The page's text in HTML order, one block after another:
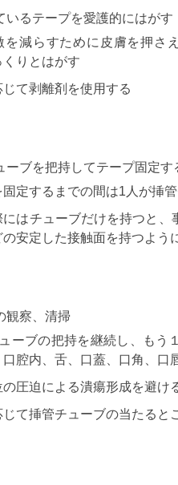
いるテープを愛護的にはがす
を減らすために皮膚を押さ
くりとはがす
じて剥離剤を使用する
ーブを把持してテープ固定す
固定するまでの間は1人が挿
はチューブだけを持つと、
安定した接触面を持つよう
観察、清掃
ーブの把持を継続し、もう
口腔内、舌、口蓋、口角、口
の圧迫による潰瘍形成を避け
じて挿管チューブの当たると